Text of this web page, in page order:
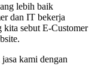
lebih baik
dan IT bekerja
kita sebut E-Customer
kami dengan